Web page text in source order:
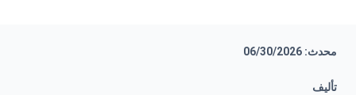
محدث: 06/30/2026
تأليف